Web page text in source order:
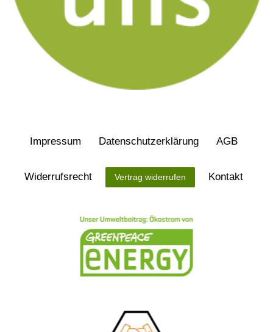
Impressum Daten­schutz­erklärung AGB
Widerrufs­recht Vertrag widerrufen Kontakt